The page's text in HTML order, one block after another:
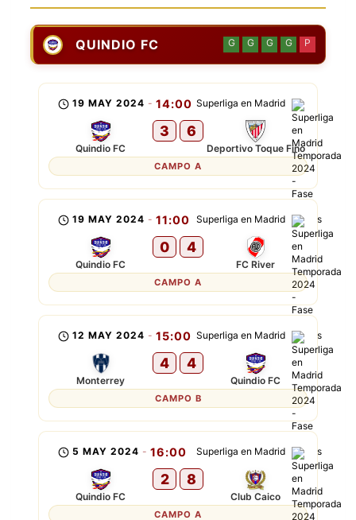
QUINDIO FC G G G G P
Superliga en Madrid
19 MAY 2024 - 14:00
Quindio FC
3 6
Deportivo Toque Fino
CAMPO A
Superliga en Madrid
19 MAY 2024 - 11:00
Quindio FC
0 4
FC River
CAMPO A
Superliga en Madrid
12 MAY 2024 - 15:00
Monterrey
4 4
Quindio FC
CAMPO B
Superliga en Madrid
5 MAY 2024 - 16:00
Quindio FC
2 8
Club Caico
CAMPO A